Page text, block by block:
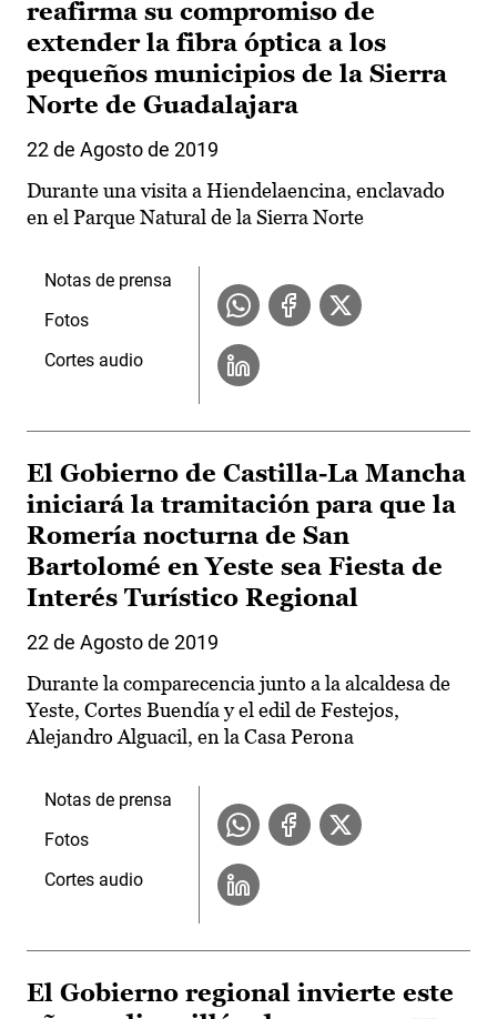
reafirma su compromiso de
extender la fibra óptica a los
pequeños municipios de la Sierra
Norte de Guadalajara
22 de Agosto de 2019
Durante una visita a Hiendelaencina, enclavado
en el Parque Natural de la Sierra Norte
Notas de prensa
Fotos
Cortes audio
El Gobierno de Castilla-La Mancha
iniciará la tramitación para que la
Romería nocturna de San
Bartolomé en Yeste sea Fiesta de
Interés Turístico Regional
22 de Agosto de 2019
Durante la comparecencia junto a la alcaldesa de
Yeste, Cortes Buendía y el edil de Festejos,
Alejandro Alguacil, en la Casa Perona
Notas de prensa
Fotos
Cortes audio
El Gobierno regional invierte este